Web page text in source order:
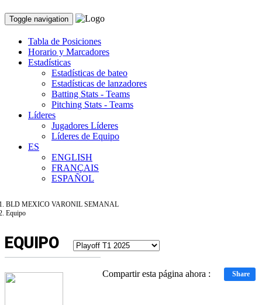
Toggle navigation
Tabla de Posiciones
Horario y Marcadores
Estadísticas
Estadísticas de bateo
Estadísticas de lanzadores
Batting Stats - Teams
Pitching Stats - Teams
Líderes
Jugadores Líderes
Líderes de Equipo
ES
ENGLISH
FRANÇAIS
ESPAÑOL
BLD MEXICO VARONIL SEMANAL
Equipo
EQUIPO
Compartir esta página ahora : Share